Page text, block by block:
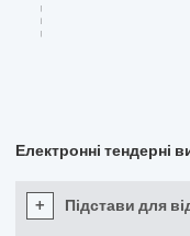
Електронні тендерні
+ Підстави для